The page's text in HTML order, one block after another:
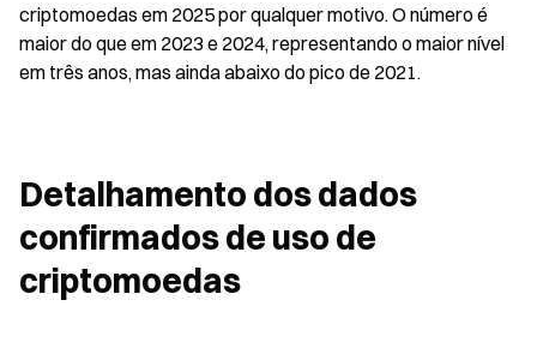
criptomoedas em 2025 por qualquer motivo. O número é
maior do que em 2023 e 2024, representando o maior nível
em três anos, mas ainda abaixo do pico de 2021.
Detalhamento dos dados
confirmados de uso de
criptomoedas